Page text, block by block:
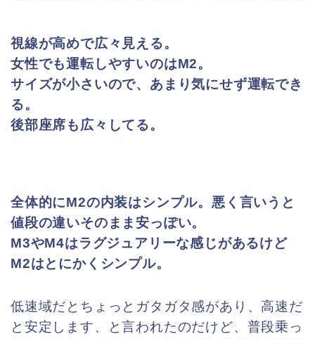
視線が高めで広々見える。
女性でも運転しやすいのはM2。
サイズが小さいので、あまり気にせず運転でき
る。
後部座席も広々してる。
全体的にM2の内装はシンプル。悪く言いうと
値段の違いそのまま安っぽい。
M3やM4はラグジュアリーな感じがあるけど
M2はとにかくシンプル。
低速域だとちょっとガタガタ感があり、高速だ
と安定します、と言われたのだけど、普段乗っ